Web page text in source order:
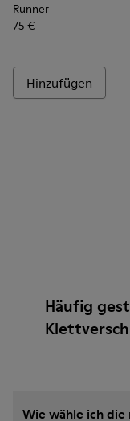
Runner
75 €
Hinzufügen
Häufig
Wie wähle ich